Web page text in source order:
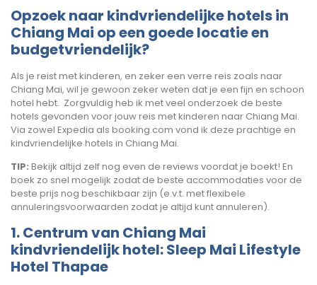
Opzoek naar kindvriendelijke hotels in
Chiang Mai op een goede locatie en
budgetvriendelijk?
Als je reist met kinderen, en zeker een verre reis zoals naar
Chiang Mai, wil je gewoon zeker weten dat je een fijn en schoon
hotel hebt. Zorgvuldig heb ik met veel onderzoek de beste
hotels gevonden voor jouw reis met kinderen naar Chiang Mai.
Via zowel Expedia als booking.com vond ik deze prachtige en
kindvriendelijke hotels in Chiang Mai.
TIP: Bekijk altijd zelf nog even de reviews voordat je boekt! En
boek zo snel mogelijk zodat de beste accommodaties voor de
beste prijs nog beschikbaar zijn (e.v.t. met flexibele
annuleringsvoorwaarden zodat je altijd kunt annuleren).
1. Centrum van Chiang Mai
kindvriendelijk hotel: Sleep Mai Lifestyle
Hotel Thapae